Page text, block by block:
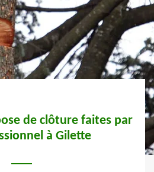
de clôture faites par
à Gilette